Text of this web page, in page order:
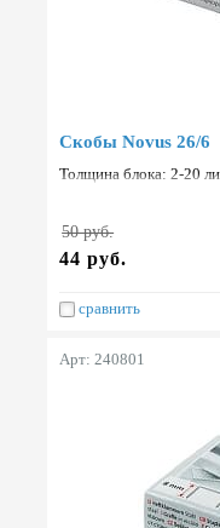
Скобы Novus 26/6
Толщина блока: 2-20
50 руб.
44 руб.
сравнить
Арт: 240801